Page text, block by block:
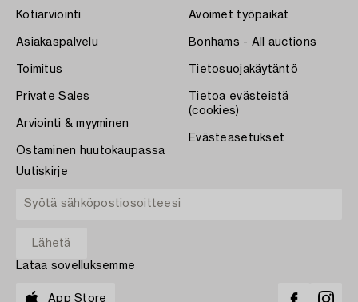
Kotiarviointi
Asiakaspalvelu
Toimitus
Private Sales
Arviointi & myyminen
Ostaminen huutokaupassa
Avoimet työpaikat
Bonhams - All auctions
Tietosuojakäytäntö
Tietoa evästeistä
(cookies)
Evästeasetukset
Uutiskirje
Lataa sovelluksemme
App Store